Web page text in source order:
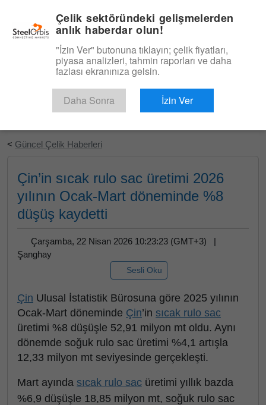
Ücretsiz Deneyin
< Güncel Çelik Haberleri
Çin’in sıcak rulo sac üretimi 2026
yılının Ocak-Mart döneminde %8
düşüş kaydetti
Çarşamba, 22 Nisan 2026 10:23:23 (GMT+3) |
Şanghay
Sesli Oku
Çin Ulusal İstatistik Bürosuna göre 2025 yılının
Ocak-Mart döneminde Çin’in sıcak rulo sac
üretimi %8 düşüşle 52,91 milyon mt oldu. Aynı
dönemde soğuk rulo sac üretimi %4,1 artışla
12,33 milyon mt seviyesinde gerçekleşti.
Mart ayında sıcak rulo sac üretimi yıllık bazda
%6,9 düşüşle 18,85 milyon mt, soğuk rulo sac
Çelik sektöründeki gelişmelerden
anlık haberdar olun!
"İzin Ver" butonuna tıklayın; çelik fiyatları,
piyasa analizleri, tahmin raporları ve daha
fazlası ekranınıza gelsin.
Daha Sonra İzin Ver